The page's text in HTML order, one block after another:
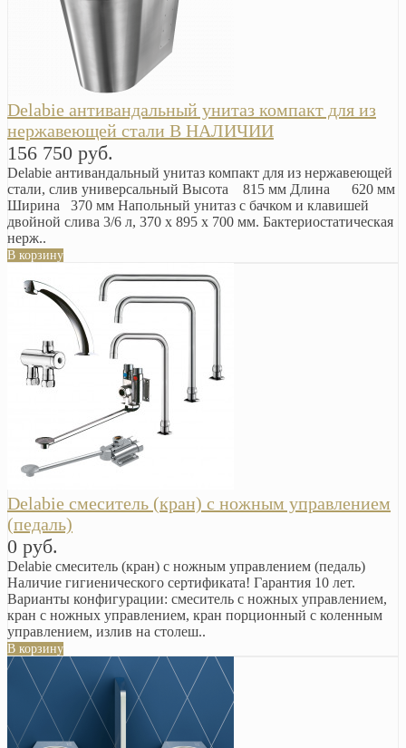
Delabie антивандальный унитаз компакт для из
нержавеющей стали В НАЛИЧИИ
156 750 руб.
Delabie антивандальный унитаз компакт для из нержавеющей
стали, слив универсальный Высота 815 мм Длина 620 мм
Ширина 370 мм Напольный унитаз с бачком и клавишей
двойной слива 3/6 л, 370 x 895 x 700 мм. Бактериостатическая
нерж..
В корзину
Delabie смеситель (кран) с ножным управлением
(педаль)
0 руб.
Delabie смеситель (кран) с ножным управлением (педаль)
Наличие гигиенического сертификата! Гарантия 10 лет.
Варианты конфигурации: смеситель с ножных управлением,
кран с ножных управлением, кран порционный с коленным
управлением, излив на столеш..
В корзину